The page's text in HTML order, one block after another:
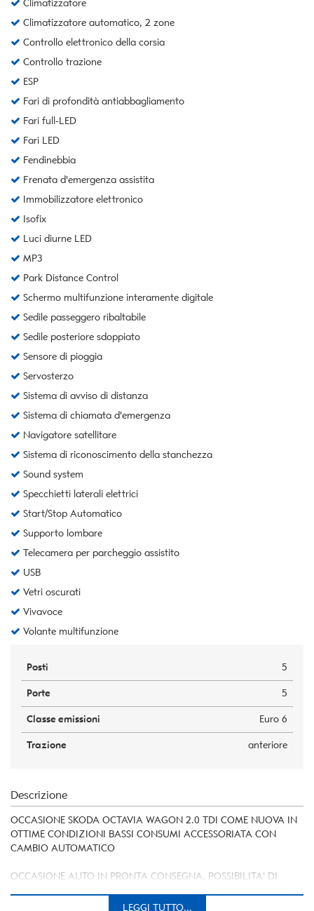
Climatizzatore
Climatizzatore automatico, 2 zone
Controllo elettronico della corsia
Controllo trazione
ESP
Fari di profondità antiabbagliamento
Fari full-LED
Fari LED
Fendinebbia
Frenata d'emergenza assistita
Immobilizzatore elettronico
Isofix
Luci diurne LED
MP3
Park Distance Control
Schermo multifunzione interamente digitale
Sedile passeggero ribaltabile
Sedile posteriore sdoppiato
Sensore di pioggia
Servosterzo
Sistema di avviso di distanza
Sistema di chiamata d'emergenza
Navigatore satellitare
Sistema di riconoscimento della stanchezza
Sound system
Specchietti laterali elettrici
Start/Stop Automatico
Supporto lombare
Telecamera per parcheggio assistito
USB
Vetri oscurati
Vivavoce
Volante multifunzione
Posti 5
Porte 5
Classe emissioni Euro 6
Trazione anteriore
Descrizione
OCCASIONE SKODA OCTAVIA WAGON 2.0 TDI COME NUOVA IN
OTTIME CONDIZIONI BASSI CONSUMI ACCESSORIATA CON
CAMBIO AUTOMATICO
OCCASIONE AUTO IN PRONTA CONSEGNA, POSSIBILITA' DI
LEGGI TUTTO...